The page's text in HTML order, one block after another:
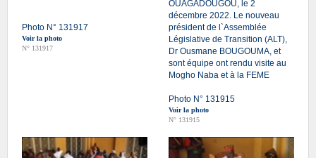
Photo N° 131917
Voir la photo
N° 131917
OUAGADOUGOU, le 2
décembre 2022. Le nouveau
président de l`Assemblée
Législative de Transition (ALT),
Dr Ousmane BOUGOUMA, et
sont équipe ont rendu visite au
Mogho Naba et à la FEME
Photo N° 131915
Voir la photo
N° 131915